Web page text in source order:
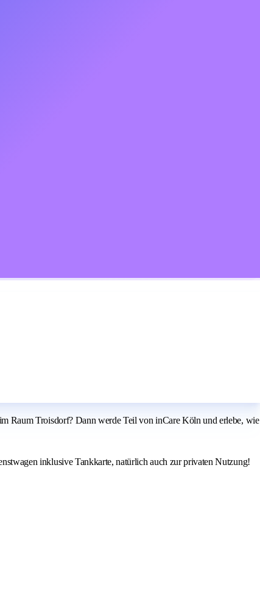
Raum Troisdorf? Dann werde Teil von inCare Köln und erlebe, wie
inklusive Tankkarte, natürlich auch zur privaten Nutzung!